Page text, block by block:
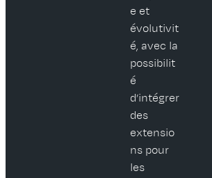
e et
évolutivit
é, avec la
possibilit
é
d’intégrer
des
extensio
ns pour
les